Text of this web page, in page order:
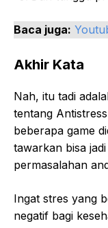
Baca juga:
Akhir Kata
Nah, itu tadi
tentang
beberapa game
tawarkan bisa
permasalahan
Ingat stres yang
negatif bagi